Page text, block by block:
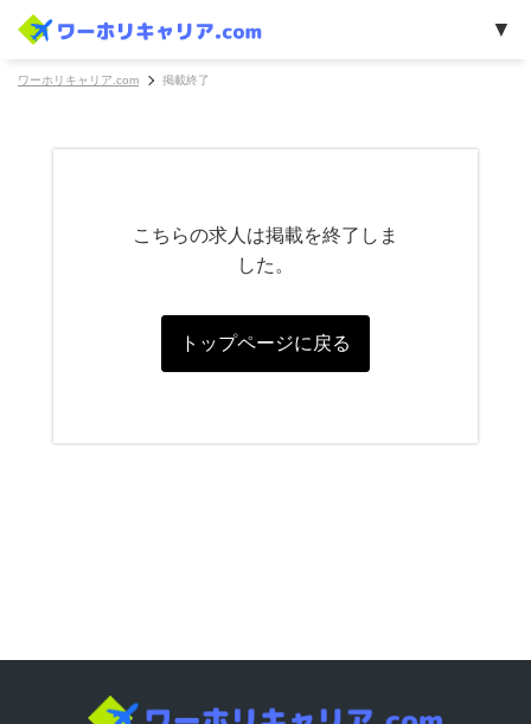
ワーホリキャリア.com 掲載終了
こちらの求人は掲載を終了しま
した。
トップページに戻る